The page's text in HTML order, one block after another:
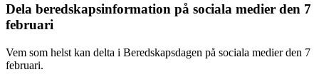
Dela beredskapsinformation på sociala medier den 7
februari
Vem som helst kan delta i Beredskapsdagen på sociala medier den 7
februari.